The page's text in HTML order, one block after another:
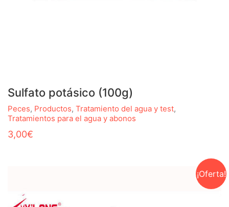
Sulfato potásico (100g)
Peces, Productos, Tratamiento del agua y test,
Tratamientos para el agua y abonos
3,00€
¡Oferta!